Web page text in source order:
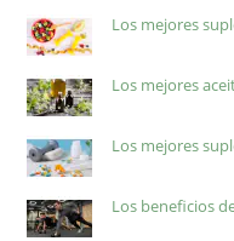
Los mejores
Los mejores
Los mejores
Los beneficios